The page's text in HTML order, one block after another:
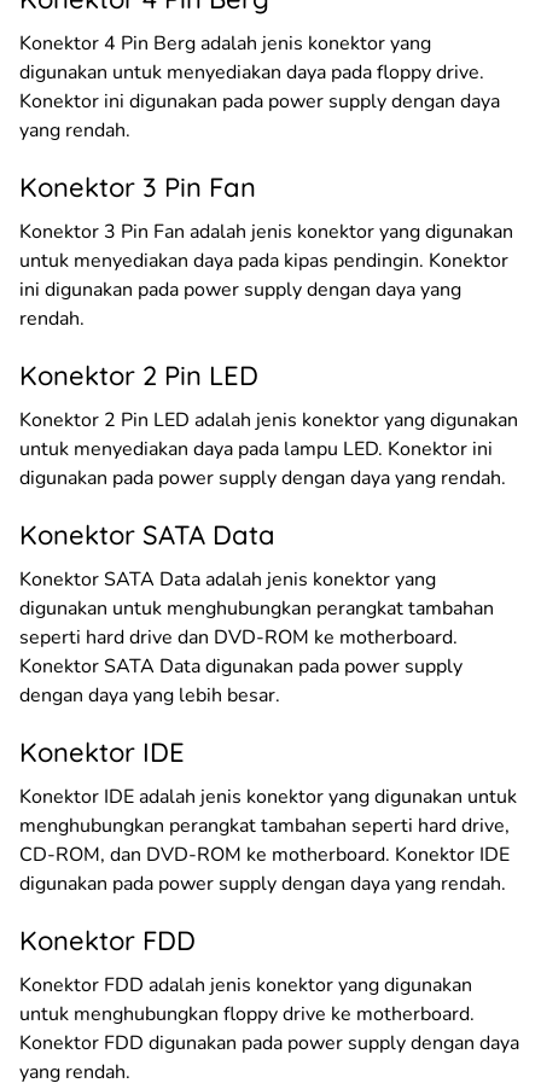
Konektor 4 Pin Berg adalah jenis konektor yang
digunakan untuk menyediakan daya pada floppy drive.
Konektor ini digunakan pada power supply dengan daya
yang rendah.
Konektor 3 Pin Fan
Konektor 3 Pin Fan adalah jenis konektor yang digunakan
untuk menyediakan daya pada kipas pendingin. Konektor
ini digunakan pada power supply dengan daya yang
rendah.
Konektor 2 Pin LED
Konektor 2 Pin LED adalah jenis konektor yang digunakan
untuk menyediakan daya pada lampu LED. Konektor ini
digunakan pada power supply dengan daya yang rendah.
Konektor SATA Data
Konektor SATA Data adalah jenis konektor yang
digunakan untuk menghubungkan perangkat tambahan
seperti hard drive dan DVD-ROM ke motherboard.
Konektor SATA Data digunakan pada power supply
dengan daya yang lebih besar.
Konektor IDE
Konektor IDE adalah jenis konektor yang digunakan untuk
menghubungkan perangkat tambahan seperti hard drive,
CD-ROM, dan DVD-ROM ke motherboard. Konektor IDE
digunakan pada power supply dengan daya yang rendah.
Konektor FDD
Konektor FDD adalah jenis konektor yang digunakan
untuk menghubungkan floppy drive ke motherboard.
Konektor FDD digunakan pada power supply dengan daya
yang rendah.